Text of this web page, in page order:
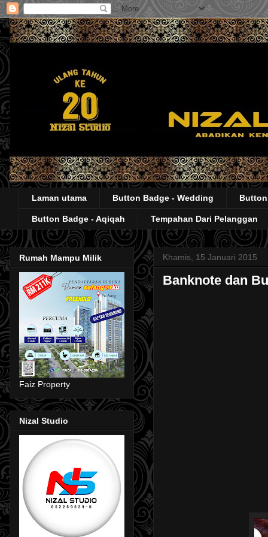
Laman utama Button Badge - Wedding
Button Badge - Aqiqah Tempahan Dari Pelanggan
Khamis, 15 Januari 2015
Banknote dan
Rumah Mampu Milik
Faiz Property
Nizal Studio